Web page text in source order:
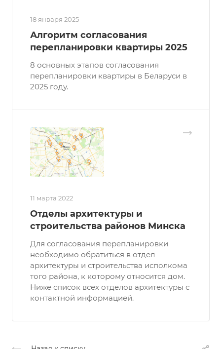
18 января 2025
Алгоритм согласования
перепланировки квартиры 2025
8 основных этапов согласования
перепланировки квартиры в Беларуси в
2025 году.
11 марта 2022
Отделы архитектуры и
строительства районов Минска
Для согласования перепланировки
необходимо обратиться в отдел
архитектуры и строительства исполкома
того района, к которому относится дом.
Ниже список всех отделов архитектуры с
контактной информацией.